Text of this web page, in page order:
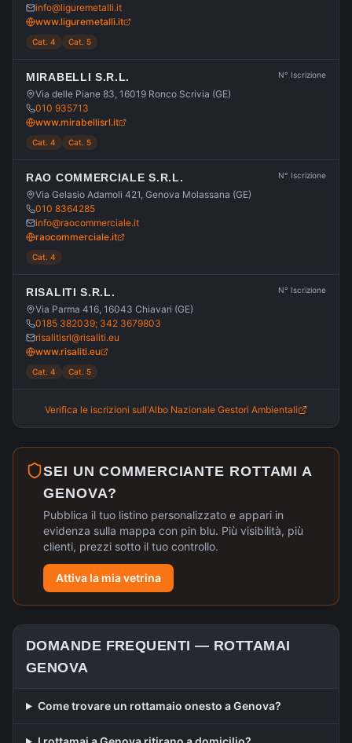
info@liguremetalli.it
www.liguremetalli.it
Cat. 4 Cat. 5
MIRABELLI S.R.L.
Via delle Piane 83, 16019 Ronco Scrivia (GE)
010 935713
www.mirabellisrl.it
N° Iscrizione
Cat. 4 Cat. 5
RAO COMMERCIALE S.R.L.
Via Gelasio Adamoli 421, Genova Molassana (GE)
010 8364285
info@raocommerciale.it
raocommerciale.it
N° Iscrizione
Cat. 4
RISALITI S.R.L.
Via Parma 416, 16043 Chiavari (GE)
0185 382039; 342 3679803
risalitisrl@risaliti.eu
www.risaliti.eu
N° Iscrizione
Cat. 4 Cat. 5
Verifica le iscrizioni sull'Albo Nazionale Gestori Ambientali
SEI UN COMMERCIANTE ROTTAMI A
GENOVA?
Pubblica il tuo listino personalizzato e appari in
evidenza sulla mappa con pin blu. Più visibilità, più
clienti, prezzi sotto il tuo controllo.
Attiva la mia vetrina
DOMANDE FREQUENTI — ROTTAMAI
GENOVA
Come trovare un rottamaio onesto a Genova?